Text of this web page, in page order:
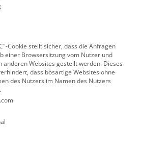
Cookie stellt sicher, dass die Anfragen
einer Browsersitzung vom Nutzer und
anderen Websites gestellt werden. Dieses
dass bösartige Websites ohne
des Nutzers im Namen des Nutzers